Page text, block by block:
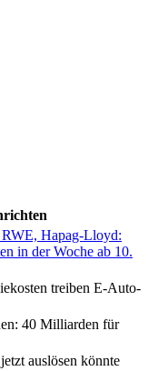
Hapag-Lloyd:
in der Woche ab 10.
treiben E-Auto-
40 Milliarden für
auslösen könnte